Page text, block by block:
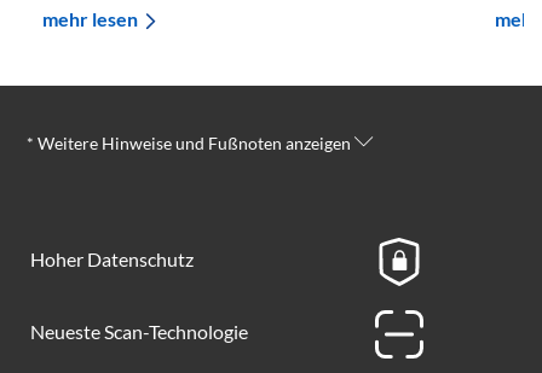
mehr lesen
* Weitere Hinweise und Fußnoten anzeigen
Hoher Datenschutz
Neueste Scan-Technologie